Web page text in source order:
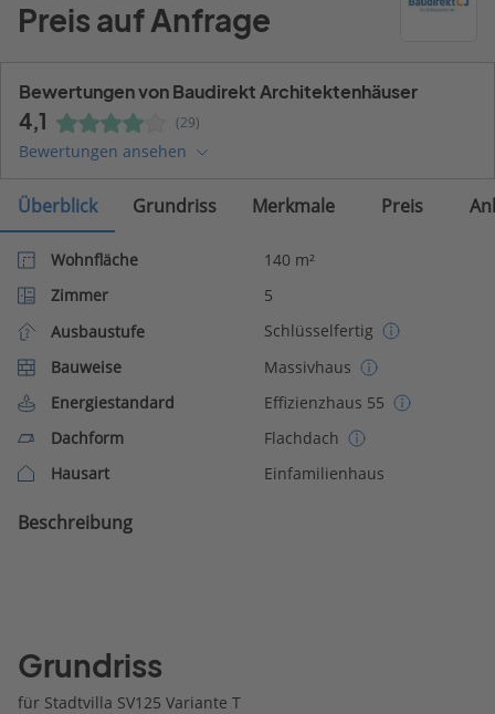
Preis auf Anfrage
Bewertungen von Baudirekt Architektenhäuser
4,1 (29)
Bewertungen ansehen
Überblick Grundriss Merkmale Preis
Wohnfläche
140 m²
Zimmer
5
Ausbaustufe
Schlüsselfertig
Bauweise
Massivhaus
Energiestandard
Effizienzhaus 55
Dachform
Flachdach
Hausart
Einfamilienhaus
Beschreibung
Grundriss
für Stadtvilla SV125 Variante T